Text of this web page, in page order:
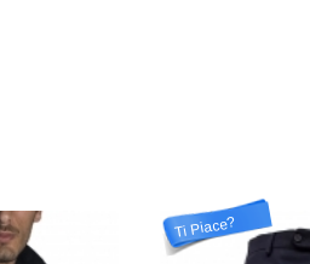
Ti Piace?